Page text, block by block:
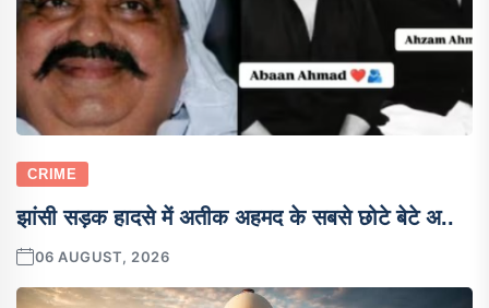
CRIME
झांसी सड़क हादसे में अतीक अहमद के सबसे छोटे बेटे अ..
06 AUGUST, 2026